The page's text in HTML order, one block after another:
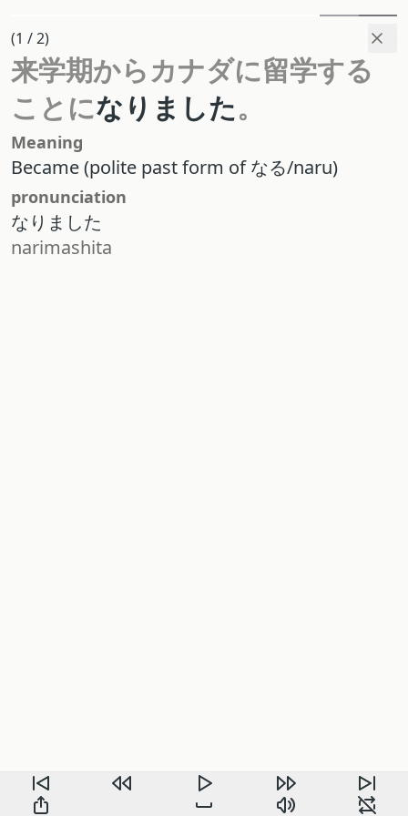
(1 / 2)
来学期からカナダに留学する
ことになりました。
Meaning
Became (polite past form of なる/naru)
pronunciation
narimashita